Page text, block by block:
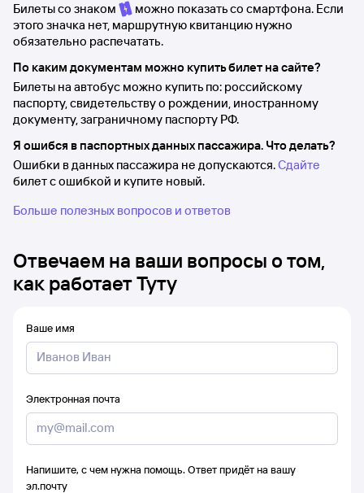
Билеты со знаком
можно показать со смартфона. Если
этого значка нет, маршрутную квитанцию нужно
обязательно распечатать.
По каким документам можно купить билет на сайте?
Билеты на автобус можно купить по: российскому
паспорту, свидетельству о рождении, иностранному
документу, заграничному паспорту РФ.
Я ошибся в паспортных данных пассажира. Что делать?
Ошибки в данных пассажира не допускаются.Сдайте
билет с ошибкой и купите новый.
Больше полезных вопросов и ответов
Отвечаем на ваши вопросы о том,
как работает Туту
Ваше имя
Электронная почта
Напишите, с чем нужна помощь. Ответ придёт на вашу
эл.почту